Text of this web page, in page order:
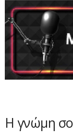
Η γνώμη